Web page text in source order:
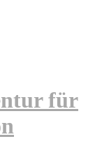
für